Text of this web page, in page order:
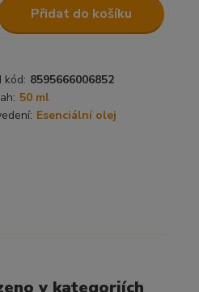
Přidat do košíku
kód: 8595666006852
50 ml
Esenciální olej
v kategoriích